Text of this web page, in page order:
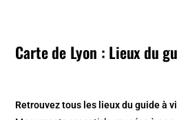
Carte de Lyon : Lieux du
Retrouvez tous les lieux du guide à